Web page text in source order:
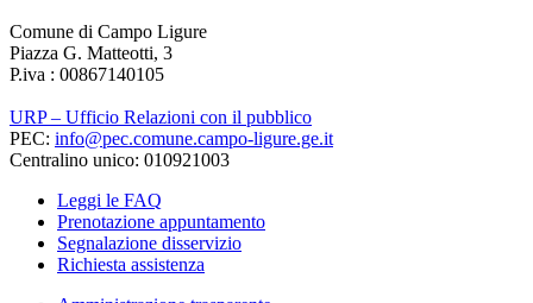
Comune di Campo Ligure
Piazza G. Matteotti, 3
P.iva : 00867140105
URP – Ufficio Relazioni con il pubblico
PEC: info@pec.comune.campo-ligure.ge.it
Centralino unico: 010921003
Leggi le FAQ
Prenotazione appuntamento
Segnalazione disservizio
Richiesta assistenza